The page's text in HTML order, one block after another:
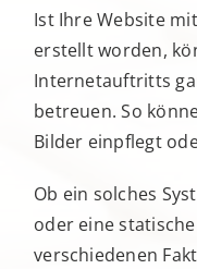
Ist Ihre Website
erstellt worden,
Internetauftritts
betreuen. So
Bilder einpflegt
Ob ein solches
oder eine
verschiedenen